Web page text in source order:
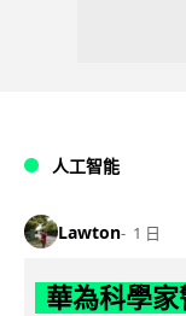
人工智能
Lawton 1 日
華為科學